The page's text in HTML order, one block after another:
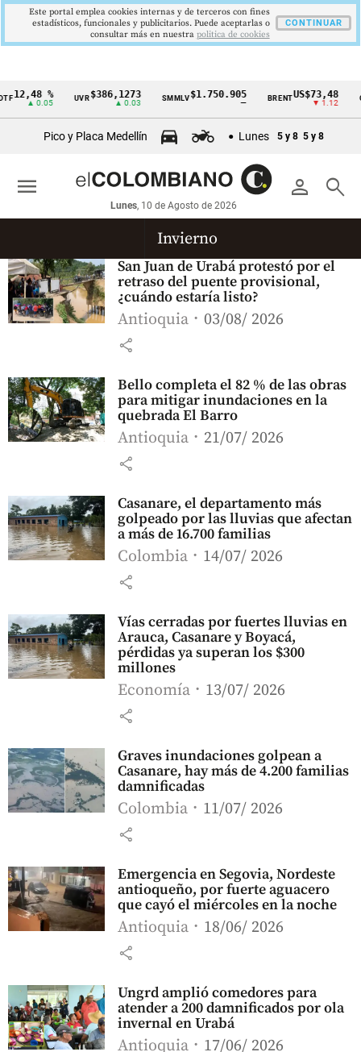
Cintillo
económicos
Colombia
12,48 %
▲ 0.05
UVR$386,1273
▲ 0.03
SMMLV $1.750.905 BRENTUS$73,48
▼ 1.12
Pico y Placa Medellín Lunes 5 y 8 5 y 8
person search
Lunes, 10 de Agosto de 2026
menu
Invierno
San Juan de Urabá protestó por el
retraso del puente provisional,
¿cuándo estaría listo?
Antioquia 03/08/ 2026
share
Bello completa el 82 % de las obras
para mitigar inundaciones en la
quebrada El Barro
Antioquia 21/07/ 2026
share
Casanare, el departamento más
golpeado por las lluvias que afectan
a más de 16.700 familias
Colombia 14/07/ 2026
share
Vías cerradas por fuertes lluvias en
Arauca, Casanare y Boyacá,
pérdidas ya superan los $300
millones
Economía 13/07/ 2026
share
Graves inundaciones golpean a
Casanare, hay más de 4.200 familias
damnificadas
Colombia 11/07/ 2026
share
Emergencia en Segovia, Nordeste
antioqueño, por fuerte aguacero
que cayó el miércoles en la noche
Antioquia 18/06/ 2026
share
Ungrd amplió comedores para
atender a 200 damnificados por ola
invernal en Urabá
Antioquia 17/06/ 2026
Este portal emplea cookies internas y de terceros con fines
estadísticos, funcionales y publicitarios. Puede aceptarlas o
consultar más en nuestra politica de cookies
CONTINUAR